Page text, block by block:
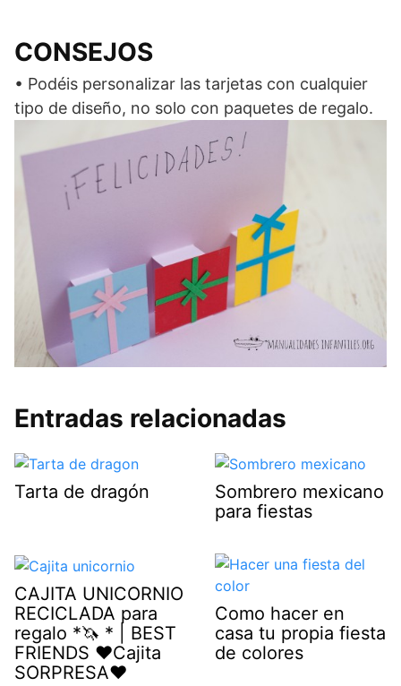
CONSEJOS
• Podéis personalizar las tarjetas con cualquier
tipo de diseño, no solo con paquetes de regalo.
Entradas relacionadas
Tarta de dragón
Sombrero mexicano
para fiestas
CAJITA UNICORNIO
RECICLADA para
regalo *🦄 * | BEST
FRIENDS ♥Cajita
SORPRESA♥
Como hacer en
casa tu propia fiesta
de colores